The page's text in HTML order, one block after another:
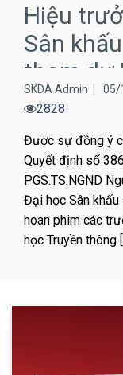
Hiệu
Sân
tham dự
các…
SKDA Admin 05/
2828
Được sự đồng ý
Quyết định số
PGS.TS.NGND
Đại học Sân
hoan phim các
học Truyền thông